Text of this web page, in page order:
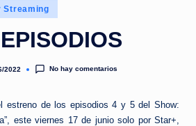
Streaming
2022 No hay comentarios
estreno de los episodios 4 y 5 del Show:
este viernes 17 de junio solo por Star+,